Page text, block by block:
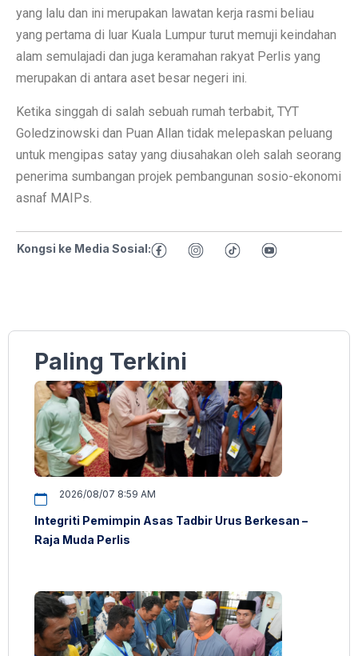
yang lalu dan ini merupakan lawatan kerja rasmi beliau
yang pertama di luar Kuala Lumpur turut memuji keindahan
alam semulajadi dan juga keramahan rakyat Perlis yang
merupakan di antara aset besar negeri ini.
Ketika singgah di salah sebuah rumah terbabit, TYT
Goledzinowski dan Puan Allan tidak melepaskan peluang
untuk mengipas satay yang diusahakan oleh salah seorang
penerima sumbangan projek pembangunan sosio-ekonomi
asnaf MAIPs.
Kongsi ke Media Sosial:
Paling Terkini
2026/08/07 8:59 AM
Integriti Pemimpin Asas Tadbir Urus Berkesan –
Raja Muda Perlis